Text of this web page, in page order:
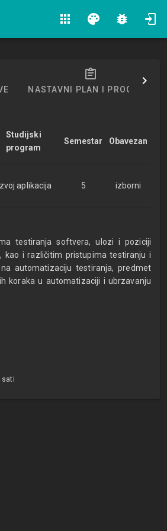
apps palette bug_report
NASTAVNI PLAN I PROGRAM
Studijski
program
Semestar Obavezan
aplikacija 5 izborni
testiranja softvera, ulozi i poziciji
kao i različitim pristupima testiranju i
automatizaciju testiranja, predmet
koraka u automatizaciji i ubrzavanju
sati